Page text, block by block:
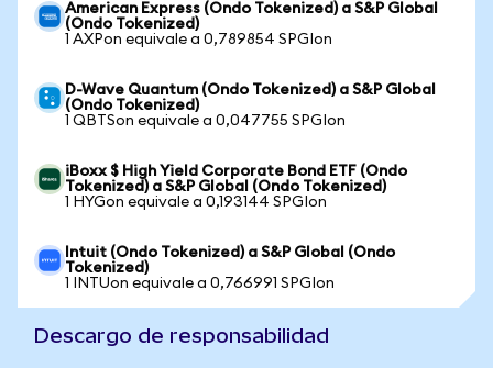
American Express (Ondo Tokenized) a S&P Global
(Ondo Tokenized)
1 AXPon equivale a 0,789854 SPGIon
D-Wave Quantum (Ondo Tokenized) a S&P Global
(Ondo Tokenized)
1 QBTSon equivale a 0,047755 SPGIon
iBoxx $ High Yield Corporate Bond ETF (Ondo
Tokenized) a S&P Global (Ondo Tokenized)
1 HYGon equivale a 0,193144 SPGIon
Intuit (Ondo Tokenized) a S&P Global (Ondo
Tokenized)
1 INTUon equivale a 0,766991 SPGIon
Descargo de responsabilidad